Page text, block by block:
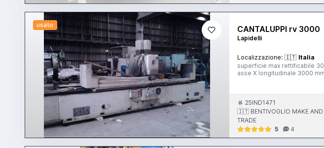
usato CANTALUPPI rv 3000
Lapidelli
Localizzazione: 🇮🇹 Italia
superficie max rettificabile
asse X longitudinale 3000
25IND1471
🇮🇹 BENTIVOGLIO MAKE AND
TRADE
5
4